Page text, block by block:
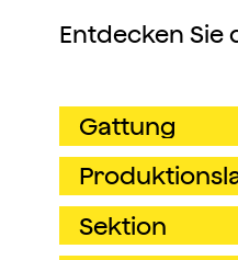
Entdecken Sie